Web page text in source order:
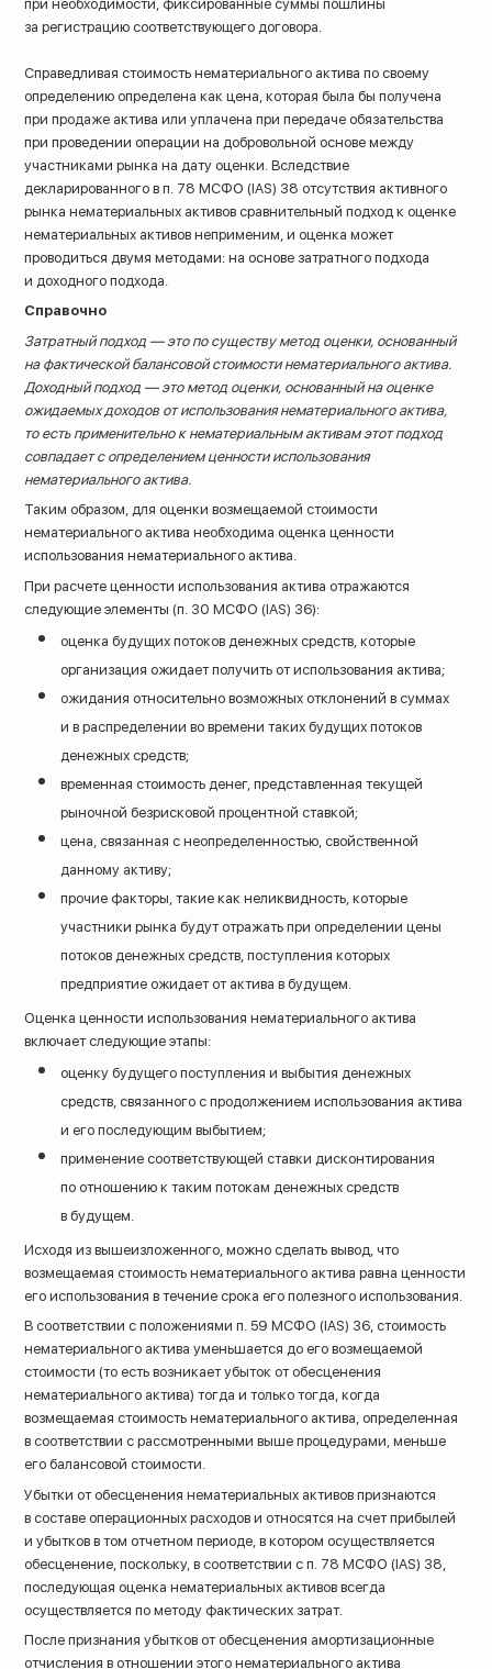
при необходимости, фиксированные суммы пошлины
за регистрацию соответствующего договора.
Справедливая стоимость нематериального актива по своему
определению определена как цена, которая была бы получена
при продаже актива или уплачена при передаче обязательства
при проведении операции на добровольной основе между
участниками рынка на дату оценки. Вследствие
декларированного в п. 78 МСФО (IAS) 38 отсутствия активного
рынка нематериальных активов сравнительный подход к оценке
нематериальных активов неприменим, и оценка может
проводиться двумя методами: на основе затратного подхода
и доходного подхода.
Справочно
Затратный подход — это по существу метод оценки, основанный
на фактической балансовой стоимости нематериального актива.
Доходный подход — это метод оценки, основанный на оценке
ожидаемых доходов от использования нематериального актива,
то есть применительно к нематериальным активам этот подход
совпадает с определением ценности использования
нематериального актива.
Таким образом, для оценки возмещаемой стоимости
нематериального актива необходима оценка ценности
использования нематериального актива.
При расчете ценности использования актива отражаются
следующие элементы (п. 30 МСФО (IAS) 36):
оценка будущих потоков денежных средств, которые
организация ожидает получить от использования актива;
ожидания относительно возможных отклонений в суммах
и в распределении во времени таких будущих потоков
денежных средств;
временная стоимость денег, представленная текущей
рыночной безрисковой процентной ставкой;
цена, связанная с неопределенностью, свойственной
данному активу;
прочие факторы, такие как неликвидность, которые
участники рынка будут отражать при определении цены
потоков денежных средств, поступления которых
предприятие ожидает от актива в будущем.
Оценка ценности использования нематериального актива
включает следующие этапы:
оценку будущего поступления и выбытия денежных
средств, связанного с продолжением использования актива
и его последующим выбытием;
применение соответствующей ставки дисконтирования
по отношению к таким потокам денежных средств
в будущем.
Исходя из вышеизложенного, можно сделать вывод, что
возмещаемая стоимость нематериального актива равна ценности
его использования в течение срока его полезного использования.
В соответствии с положениями п. 59 МСФО (IAS) 36, стоимость
нематериального актива уменьшается до его возмещаемой
стоимости (то есть возникает убыток от обесценения
нематериального актива) тогда и только тогда, когда
возмещаемая стоимость нематериального актива, определенная
в соответствии с рассмотренными выше процедурами, меньше
его балансовой стоимости.
Убытки от обесценения нематериальных активов признаются
в составе операционных расходов и относятся на счет прибылей
и убытков в том отчетном периоде, в котором осуществляется
обесценение, поскольку, в соответствии с п. 78 МСФО (IAS) 38,
последующая оценка нематериальных активов всегда
осуществляется по методу фактических затрат.
После признания убытков от обесценения амортизационные
отчисления в отношении этого нематериального актива